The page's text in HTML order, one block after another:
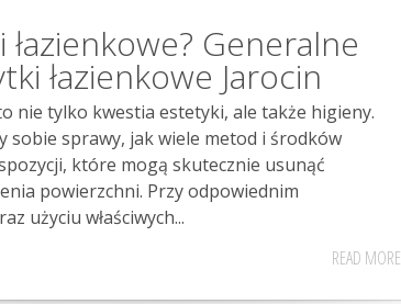
łazienkowe? Generalne
łazienkowe Jarocin
nie tylko kwestia estetyki, ale także higieny.
sobie sprawy, jak wiele metod i środków
które mogą skutecznie usunąć
powierzchni. Przy odpowiednim
użyciu właściwych...
READ MORE